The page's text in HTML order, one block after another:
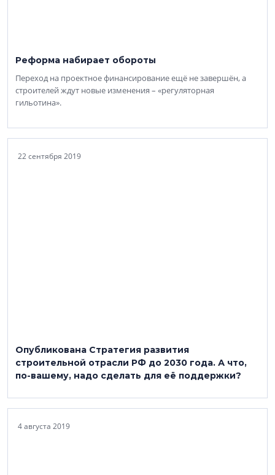
Реформа набирает обороты
Переход на проектное финансирование ещё не завершён, а
строителей ждут новые изменения – «регуляторная
гильотина».
22 сентября 2019
Опубликована Стратегия развития
строительной отрасли РФ до 2030 года. А что,
по-вашему, надо сделать для её поддержки?
4 августа 2019